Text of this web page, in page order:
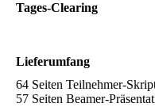
Tages-Clearing
Lieferumfang
64 Seiten Teilnehmer-
57 Seiten Beamer-